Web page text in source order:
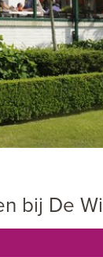
bij De